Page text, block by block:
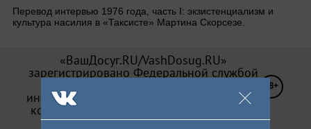
Перевод интервью 1976 года, часть I: экзистенциализм и
культура насилия в «Таксисте» Мартина Скорсезе.
«ВашДосуг.RU/VashDosug.RU»
зарегистрировано Федеральной службой
информационных технологий и массовых
коммуникаций (Роскомнадзор). Св-во Эл
№ ФС 77—71066 от 13.09.2017.
18+